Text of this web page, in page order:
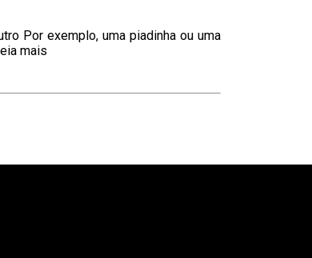
Por exemplo, uma piadinha ou uma
mais